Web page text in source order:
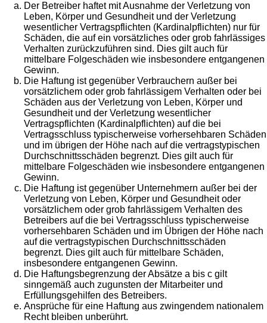
Der Betreiber haftet mit Ausnahme der Verletzung von
Leben, Körper und Gesundheit und der Verletzung
wesentlicher Vertragspflichten (Kardinalpflichten) nur für
Schäden, die auf ein vorsätzliches oder grob fahrlässiges
Verhalten zurückzuführen sind. Dies gilt auch für
mittelbare Folgeschäden wie insbesondere entgangenen
Gewinn.
Die Haftung ist gegenüber Verbrauchern außer bei
vorsätzlichem oder grob fahrlässigem Verhalten oder bei
Schäden aus der Verletzung von Leben, Körper und
Gesundheit und der Verletzung wesentlicher
Vertragspflichten (Kardinalpflichten) auf die bei
Vertragsschluss typischerweise vorhersehbaren Schäden
und im übrigen der Höhe nach auf die vertragstypischen
Durchschnittsschäden begrenzt. Dies gilt auch für
mittelbare Folgeschäden wie insbesondere entgangenen
Gewinn.
Die Haftung ist gegenüber Unternehmern außer bei der
Verletzung von Leben, Körper und Gesundheit oder
vorsätzlichem oder grob fahrlässigem Verhalten des
Betreibers auf die bei Vertragsschluss typischerweise
vorhersehbaren Schäden und im Übrigen der Höhe nach
auf die vertragstypischen Durchschnittsschäden
begrenzt. Dies gilt auch für mittelbare Schäden,
insbesondere entgangenen Gewinn.
Die Haftungsbegrenzung der Absätze a bis c gilt
sinngemäß auch zugunsten der Mitarbeiter und
Erfüllungsgehilfen des Betreibers.
Ansprüche für eine Haftung aus zwingendem nationalem
Recht bleiben unberührt.